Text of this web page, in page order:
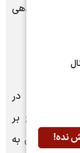
نده!
اوراق بدهی
افرادی که در
رقمی بالغ بر
میزان دارایی به